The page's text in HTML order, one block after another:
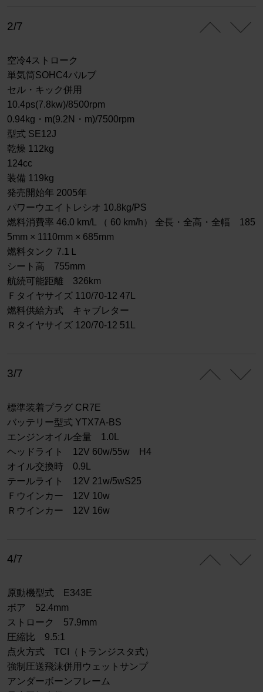
2/7
空冷4ストローク
単気筒SOHC4バルブ
セル・キック併用
10.4ps(7.8kw)/8500rpm
0.94kg・m(9.2N・m)/7500rpm
型式 SE12J
乾燥 112kg
124cc
装備 119kg
発売開始年 2005年
パワーウエイトレシオ 10.8kg/PS
燃料消費率 46.0 km/L （ 60 km/h） 全長・全高・全幅 185
5mm × 1110mm × 685mm
燃料タンク 7.1Ｌ
シート高 755mm
航続可能距離 326km
Ｆタイヤサイズ 110/70-12 47L
燃料供給方式 キャブレター
Ｒタイヤサイズ 120/70-12 51L
3/7
標準装着プラグ CR7E
バッテリー型式 YTX7A-BS
エンジンオイル全量 1.0L
ヘッドライト 12V 60w/55w H4
オイル交換時 0.9L
テールライト 12V 21w/5wS25
Ｆウインカー 12V 10w
Ｒウインカー 12V 16w
4/7
原動機型式 E343E
ボア 52.4mm
ストローク 57.9mm
圧縮比 9.5:1
点火方式 TCI（トランジスタ式）
強制圧送飛沫併用ウェットサンプ
アンダーボーンフレーム